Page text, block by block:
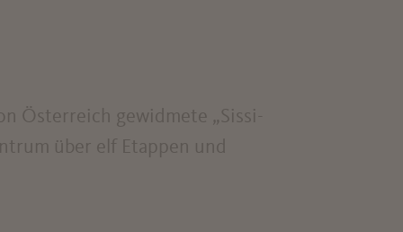
Österreich gewidmete „Sissi-
über elf Etappen und